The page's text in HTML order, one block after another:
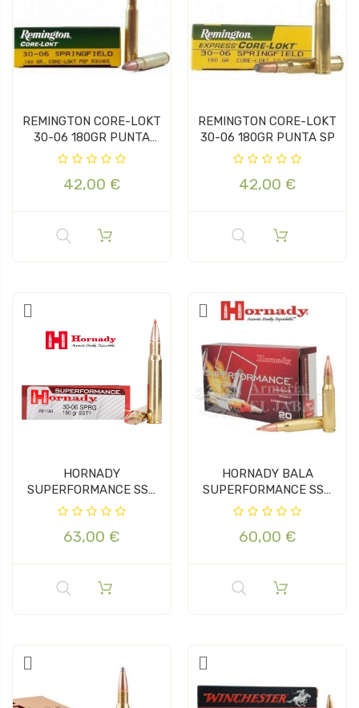
REMINGTON CORE-LOKT
30-06 180GR PUNTA
PSP
42,00 €
REMINGTON CORE-LOKT
30-06 180GR PUNTA SP
42,00 €
HORNADY
SUPERFORMANCE SST
30-06 180GR
63,00 €
HORNADY BALA
SUPERFORMANCE SST
30-06 150 GR
60,00 €